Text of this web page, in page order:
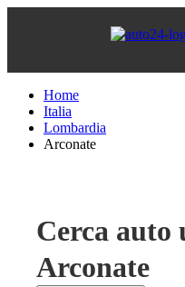
Home
Italia
Lombardia
Arconate
Cerca auto
Arconate